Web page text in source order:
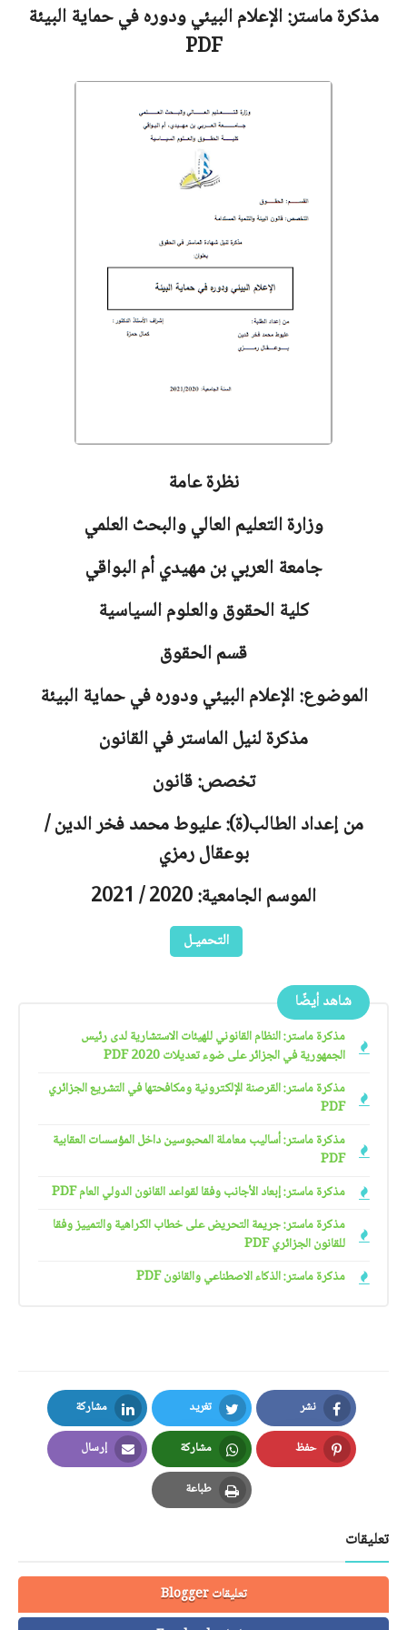
مذكرة ماستر:الإعلام البيئي ودوره في حماية البيئة
PDF
نظرة عامة
وزارة التعليم العالي والبحث العلمي
جامعةالعربي بن مهيدي أم البواقي
كلية الحقوق والعلوم السياسية
قسم الحقوق
الموضوع: الإعلام البيئي ودوره في حماية البيئة
مذكرة لنيل الماستر في القانون
تخصص: قانون
من إعداد الطالب(ة): عليوط محمد فخر الدين /
بوعقال رمزي
الموسم الجامعية: 2020 / 2021
التحميـل
شاهد أيضًا
مذكرة ماستر: النظام القانوني للهيئات الاستشارية لدى رئيس
الجمهورية في الجزائر على ضوء تعديلات 2020 PDF
مذكرة ماستر: القرصنة الإلكترونية ومكافحتها في التشريع الجزائري
PDF
مذكرة ماستر: أساليب معاملة المحبوسين داخل المؤسسات العقابية
PDF
مذكرة ماستر: إبعاد الأجانب وفقا لقواعد القانون الدولي العام PDF
مذكرة ماستر: جريمة التحريض على خطاب الكراهية والتمييز وفقا
للقانون الجزائري PDF
مذكرة ماستر: الذكاء الاصطناعي والقانون PDF
نشر
Facebook
تغريد
Twitter
مشاركة
LinkedIn
حفظ
Pinterest
مشاركة
Whatsapp
إرسال
Email
طباعة
Print
تعليقات
تعليقات Blogger